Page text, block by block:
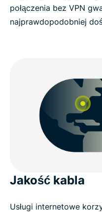
połączenia bez VPN
najprawdopodobniej
Jakość kabla
Usługi internetowe